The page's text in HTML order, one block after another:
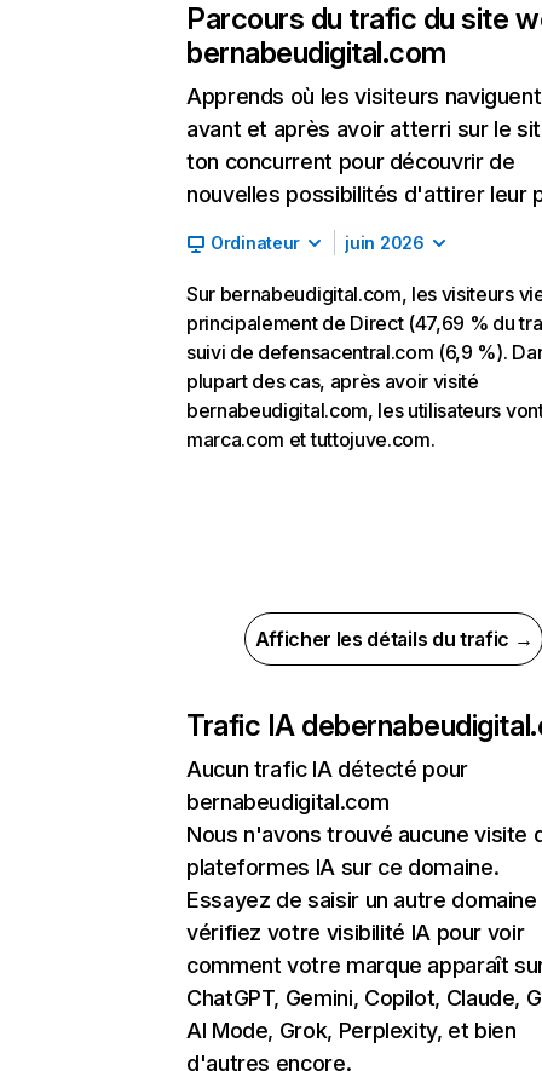
Parcours du trafic du site
bernabeudigital.com
Apprends où les visiteurs naviguent
avant et après avoir atterri sur le
ton concurrent pour découvrir de
nouvelles possibilités d'attirer leur
Ordinateur juin 2026
Sur bernabeudigital.com, les visiteurs
principalement de Direct (47,69 % du
suivi de defensacentral.com (6,9 %).
plupart des cas, après avoir visité
bernabeudigital.com, les utilisateurs
marca.com et tuttojuve.com.
Afficher les détails du trafic →
Trafic IA de
Aucun trafic IA détecté pour
bernabeudigital.com
Nous n'avons trouvé aucune visite
plateformes IA sur ce domaine.
Essayez de saisir un autre domaine
vérifiez votre visibilité IA pour voir
comment votre marque apparaît
ChatGPT, Gemini, Copilot, Claude,
AI Mode, Grok, Perplexity, et bien
d'autres encore.